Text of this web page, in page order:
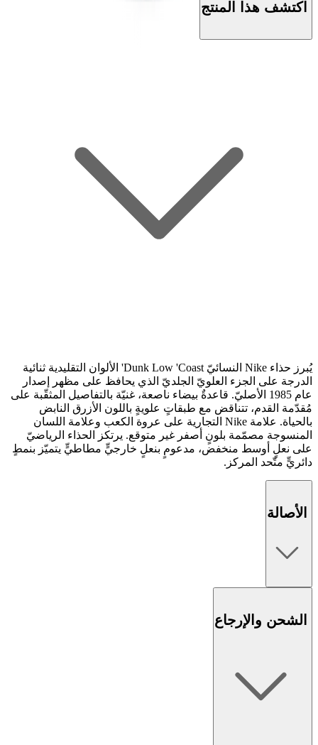
اكتشف هذا المنتج
يُبرز حذاء Nike النسائيّ Dunk Low 'Coast' الألوان التقليدية ثنائية
الدرجة على الجزء العلويّ الجلديّ الذي يحافظ على مظهر إصدار
عام 1985 الأصليّ. قاعدةٌ بيضاء ناصعة، غنيّة بالتفاصيل المثقّبة على
مُقدّمة القدم، تتناقض مع طبقاتٍ علويةٍ باللون الأزرق النابض
بالحياة. علامة Nike التجارية على عروة الكعب وعلامة اللسان
المنسوجة مصمّمة بلونٍ أصفر غير متوقع. يرتكز الحذاء الرياضيّ
على نعلٍ أوسط منخفض، مدعومٍ بنعلٍ خارجيٍّ مطاطيٍّ يتميّز بنمطٍ
دائريٍّ متّحد المركز.
الأصالة
الشحن والإرجاع